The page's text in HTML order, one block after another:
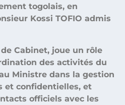
togolais, en
Kossi TOFIO admis
Cabinet, joue un rôle
des activités du
Ministre dans la gestion
et confidentielles, et
officiels avec les